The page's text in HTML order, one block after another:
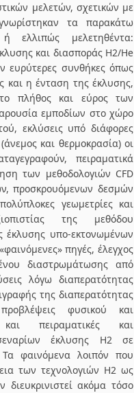
μελετών, σχετικών με
τα παρακάτω
ελλιπώς μελετηθέντα:
και διασποράς Η2/He
ευρύτερες συνθήκες όπως
και η ένταση της έκλυσης,
πλήθος και εύρος των
εμποδίων στο χώρο
εκλύσεις υπό διάφορες
και θερμοκρασία) οι
πειραματικά
των μεθοδολογιών CFD
προσκρουόμενων δεσμών
γεωμετρίες και
της μεθόδου
έκλυσης υπο-εκτονωμένων
πηγές, έλεγχος
διαστρωμάτωσης από
λόγω διαπερατότητας
της διαπερατότητας
φυσικού και
πειραματικές και
σεναρίων έκλυσης Η2 σε
φαινόμενα λοιπόν που
των τεχνολογιών Η2 ως
διευκρινιστεί ακόμα τόσο